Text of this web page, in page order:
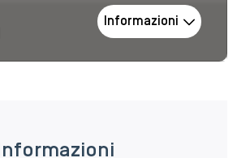
Informazioni
Informazioni